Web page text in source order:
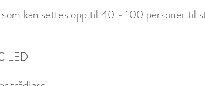
kan settes opp til 40 - 100 personer til
LED